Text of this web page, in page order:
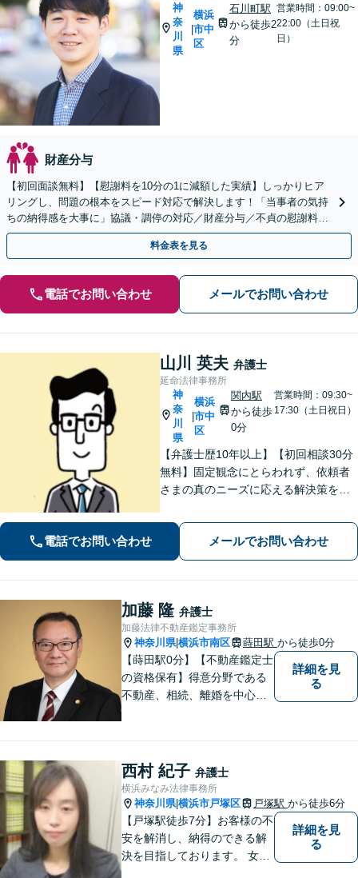
神
奈
川
県
|
横浜
市中
区
石川町駅
から徒歩2
分
営業時間：09:00~
22:00（土日祝
日）
財産分与
【初回面談無料】【慰謝料を10分の1に減額した実績】しっかりヒア
リングし、問題の根本をスピード対応で解決します！「当事者の気持
ちの納得感を大事に」協議・調停の対応／財産分与／不貞の慰謝料請
求／親権問題など【秘密厳守】【子連れ相談OK】
料金表を見る
電話でお問い合わせ メールでお問い合わせ
山川 英夫 弁護士
延命法律事務所
神
奈
川
県
横浜
市中
区
関内駅
から徒歩
0分
営業時間：09:30~
17:30（土日祝日）
【弁護士歴10年以上】【初回相談30分
無料】固定観念にとらわれず、依頼者
さまの真のニーズに応える解決策を導
士業との連携で不動産トラブルや相続
問題にワンストップの対応も可能【WE
B面談対応】【関内駅3分】
電話でお問い合わせ メールでお問い合わせ
加藤 隆 弁護士
加藤法律不動産鑑定事務所
神奈川県|横浜市南区 蒔田駅 から徒歩0分
【蒔田駅0分】【不動産鑑定士
の資格保有】得意分野である
不動産、相続、離婚を中心に
り添った弁護活動を目指しま
す。 お困りの方はぜひご相談
ください。
詳細を見
る
西村 紀子 弁護士
横浜みなみ法律事務所
神奈川県|横浜市戸塚区 戸塚駅 から徒歩6分
【戸塚駅徒歩7分】お客様の不
安を解消し、納得のできる解
決を目指しております。 女性
詳細を見
る